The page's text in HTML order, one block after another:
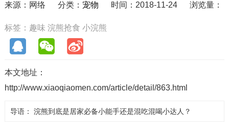
来源：网络 分类： 宠物 时间：2018-11-24 浏览量：
标签： 趣味 浣熊抢食 小浣熊
本文地址：
http://www.xiaoqiaomen.com/article/detail/863.html
导语： 浣熊到底是居家必备小能手还是混吃混喝小达人？